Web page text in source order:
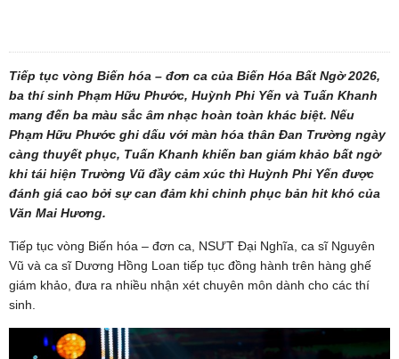
Tiếp tục vòng Biến hóa – đơn ca của Biến Hóa Bất Ngờ 2026,
ba thí sinh Phạm Hữu Phước, Huỳnh Phi Yến và Tuấn Khanh
mang đến ba màu sắc âm nhạc hoàn toàn khác biệt. Nếu
Phạm Hữu Phước ghi dấu với màn hóa thân Đan Trường ngày
càng thuyết phục, Tuấn Khanh khiến ban giám khảo bất ngờ
khi tái hiện Trường Vũ đầy cảm xúc thì Huỳnh Phi Yến được
đánh giá cao bởi sự can đảm khi chinh phục bản hit khó của
Văn Mai Hương.
Tiếp tục vòng Biến hóa – đơn ca, NSƯT Đại Nghĩa, ca sĩ Nguyên
Vũ và ca sĩ Dương Hồng Loan tiếp tục đồng hành trên hàng ghế
giám khảo, đưa ra nhiều nhận xét chuyên môn dành cho các thí
sinh.